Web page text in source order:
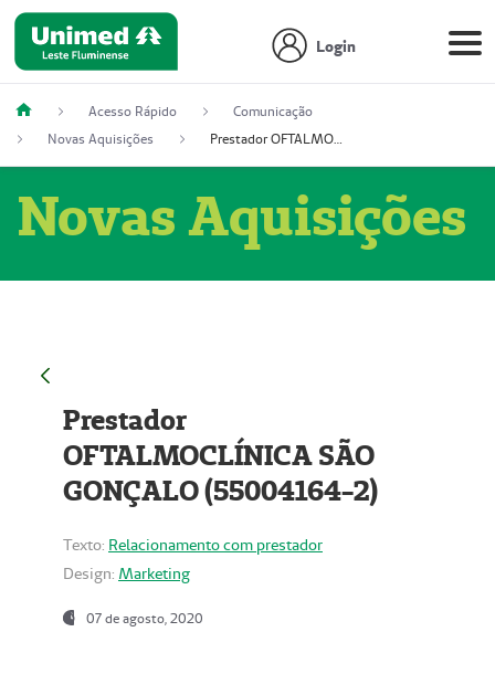
Login
Acesso Rápido
Comunicação
Novas Aquisições
Prestador OFTALMOCLÍNICA SÃO GONÇALO (55004164-2)
Novas Aquisições
Prestador
OFTALMOCLÍNICA SÃO
GONÇALO (55004164-2)
Texto: Relacionamento com prestador
Design: Marketing
07 de agosto, 2020